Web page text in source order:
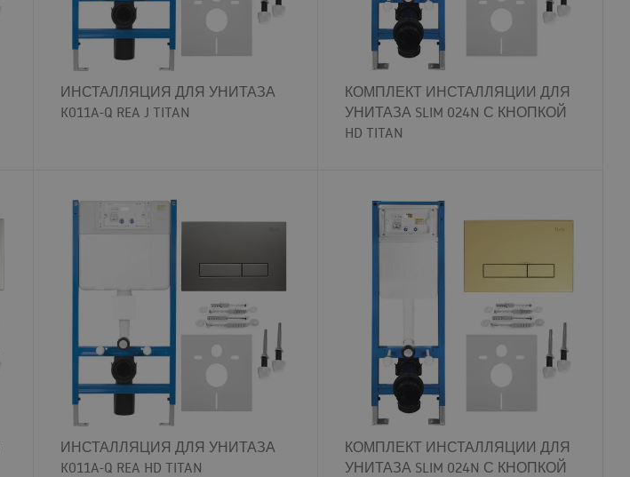
ИНСТАЛЛЯЦИЯ ДЛЯ УНИТАЗА
K011A-Q REA J TITAN
КОМПЛЕКТ ИНСТАЛЛЯЦИИ ДЛЯ
УНИТАЗА SLIM 024N С КНОПКОЙ
HD TITAN
ИНСТАЛЛЯЦИЯ ДЛЯ УНИТАЗА
K011A-Q REA HD TITAN
КОМПЛЕКТ ИНСТАЛЛЯЦИИ ДЛЯ
УНИТАЗА SLIM 024N С КНОПКОЙ